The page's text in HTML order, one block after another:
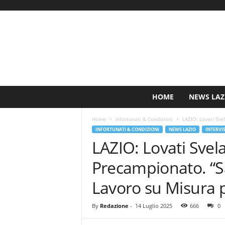
HOME NEWS
Home Infortunati & Condizioni LAZIO: Lovati
INFORTUNATI & CONDIZIONI NEWS LAZIO
LAZIO: Lovati
Precampionato.
Lavoro su Misura
By Redazione - 14 Luglio 2025 666 0